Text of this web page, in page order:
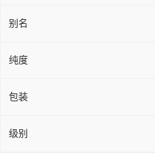
别名
纯度
包装
级别